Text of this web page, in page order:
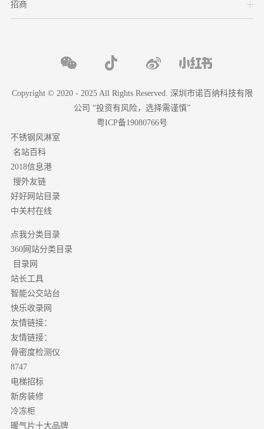
招商
Copyright © 2020 - 2025 All Rights Reserved. 深圳市诺百纳科技有限
公司 “投资有风险，选择需谨慎”
粤ICP备19080766号
不锈钢风淋室
名站百科
2018信息港
搜外友链
好好网站目录
中关村在线
点我分类目录
360网站分类目录
目录网
站长工具
智能公交站台
快乐收录网
友情链接：
友情链接：
骨密度检测仪
8747
电梯招标
新房装修
冷冻柜
暖气片十大品牌